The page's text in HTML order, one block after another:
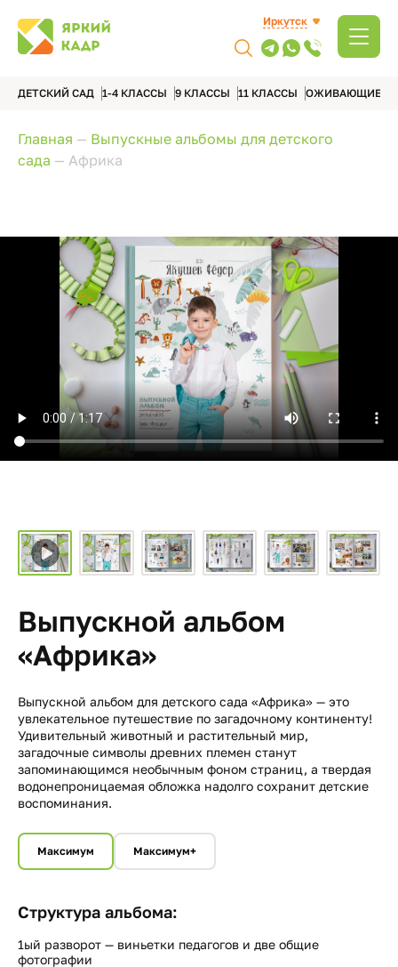
Иркутск
ДЕТСКИЙ САД 1-4 КЛАССЫ 9 КЛАССЫ 11 КЛАССЫ ОЖИВАЮЩИЕ
Главная — Выпускные альбомы для детского
сада — Африка
Выпускной альбом
«Африка»
Выпускной альбом для детского сада «Африка» — это
увлекательное путешествие по загадочному континенту!
Удивительный животный и растительный мир,
загадочные символы древних племен станут
запоминающимся необычным фоном страниц, а твердая
водонепроницаемая обложка надолго сохранит детские
воспоминания.
Максимум Максимум+
Структура альбома:
1ый разворот — виньетки педагогов и две общие
фотографии